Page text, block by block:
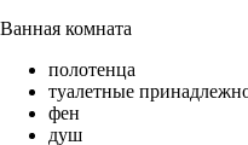
Ванная комната
полотенца
туалетные
фен
душ